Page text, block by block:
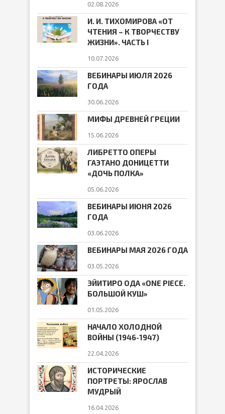
02.08.2026
И. И. ТИХОМИРОВА «ОТ
ЧТЕНИЯ – К ТВОРЧЕСТВУ
ЖИЗНИ». ЧАСТЬ I
10.07.2026
ВЕБИНАРЫ ИЮЛЯ 2026
ГОДА
30.06.2026
МИФЫ ДРЕВНЕЙ ГРЕЦИИ
15.06.2026
ЛИБРЕТТО ОПЕРЫ
ГАЭТАНО ДОНИЦЕТТИ
«ДОЧЬ ПОЛКА»
05.06.2026
ВЕБИНАРЫ ИЮНЯ 2026
ГОДА
03.06.2026
ВЕБИНАРЫ МАЯ 2026 ГОДА
03.05.2026
ЭЙИТИРО ОДА «ONE PIECE.
БОЛЬШОЙ КУШ»
01.05.2026
НАЧАЛО ХОЛОДНОЙ
ВОЙНЫ (1946-1947)
22.04.2026
ИСТОРИЧЕСКИЕ
ПОРТРЕТЫ: ЯРОСЛАВ
МУДРЫЙ
16.04.2026